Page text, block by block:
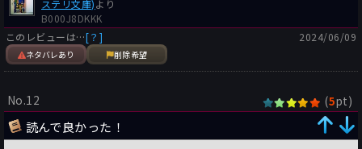
ステリ文庫)より
B000J8DKKK
このレビューは…[？]
ネタバレあり 削除希望
2024/06/09
No.12 (5pt)
読んで良かった！